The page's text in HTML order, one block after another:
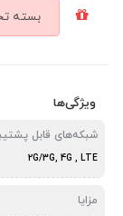
بسته
ویژگی‌ها
شبکه‌های قابل
2G/3G, 4G , LTE
مزایا